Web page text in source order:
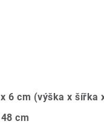
6 cm (výška x šířka
cm